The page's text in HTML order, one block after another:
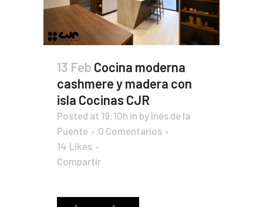
13 Feb Cocina moderna
cashmere y madera con
isla Cocinas CJR
Posted at 19:10h in by Inés de la
Puente
0 Comentarios
14 Likes
Compartir